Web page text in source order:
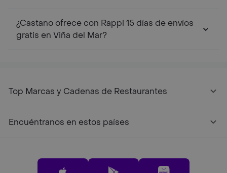
¿Castano ofrece con Rappi 15 días de envíos
gratis en Viña del Mar?
Top Marcas y Cadenas de Restaurantes
Encuéntranos en estos países